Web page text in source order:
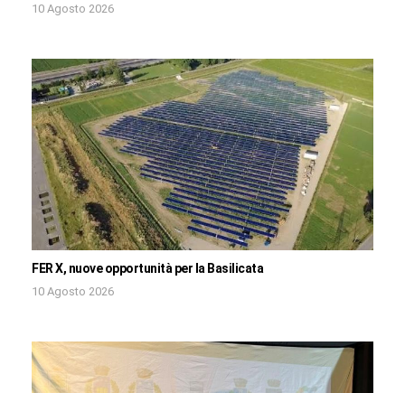
10 Agosto 2026
FER X, nuove opportunità per la Basilicata
10 Agosto 2026